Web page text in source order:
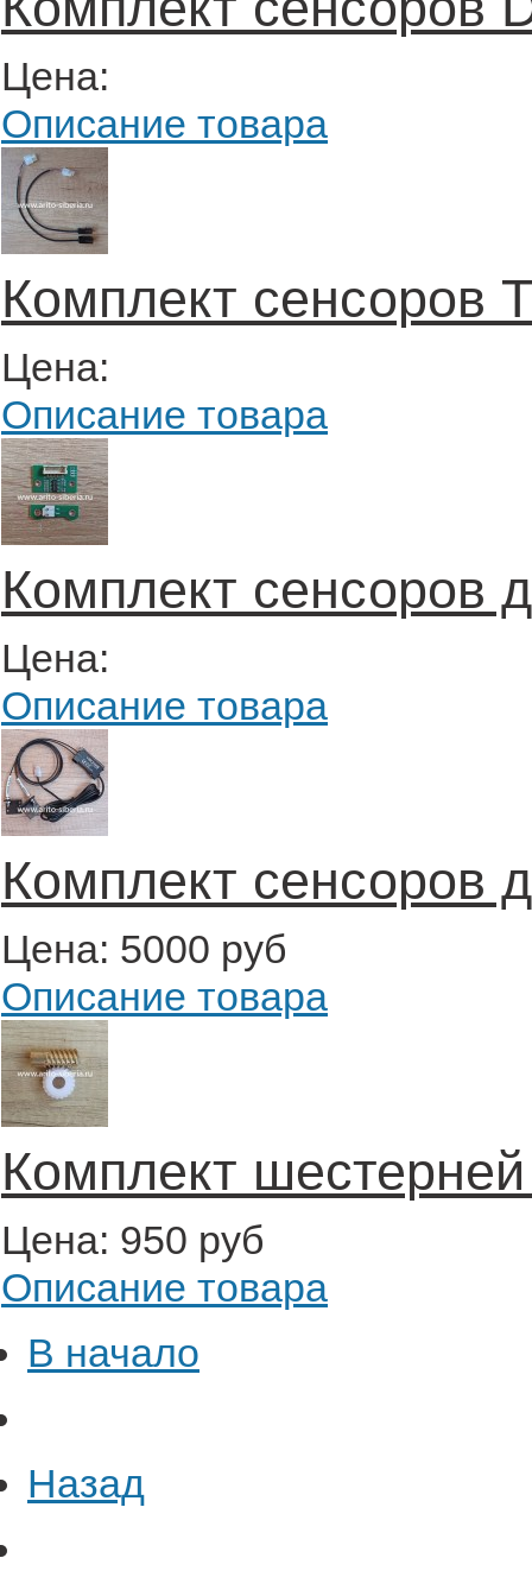
Цена:
Описание товара
Комплект сенсоров
Цена:
Описание товара
Комплект сенсоров
Цена:
Описание товара
Комплект сенсоров
Цена: 5000 руб
Описание товара
Комплект
Цена: 950 руб
Описание товара
В начало
Назад